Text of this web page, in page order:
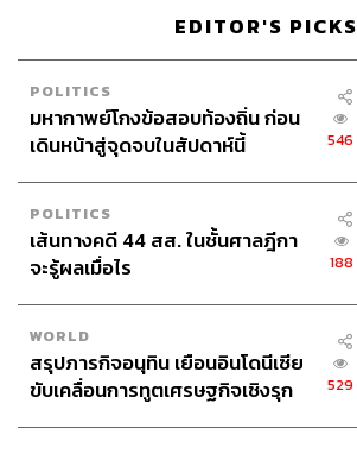
EDITOR'S PICKS
POLITICS
มหากาพย์โกงข้อสอบท้องถิ่น ก่อน
เดินหน้าสู่จุดจบในสัปดาห์นี้
546
POLITICS
เส้นทางคดี 44 สส. ในชั้นศาลฎีกา
จะรู้ผลเมื่อไร
188
WORLD
สรุปภารกิจอนุทิน เยือนอินโดนีเซีย
ขับเคลื่อนการทูตเศรษฐกิจเชิงรุก
529